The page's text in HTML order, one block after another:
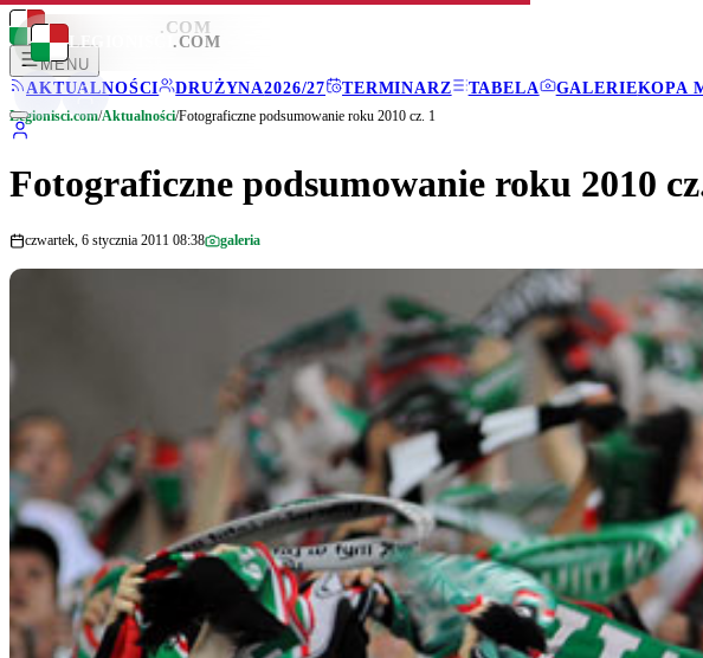
LEGIONISCI .COM
MENU
AKTUALNOŚCI
DRUŻYNA2026/27 TERMINARZ TABELA GALERIEKOPA
LEGIONISCI .COM
Legionisci.com/Aktualności/Fotograficzne podsumowanie roku 2010 cz. 1
Fotograficzne podsumowanie roku 2010
czwartek, 6 stycznia 2011 08:38 galeria